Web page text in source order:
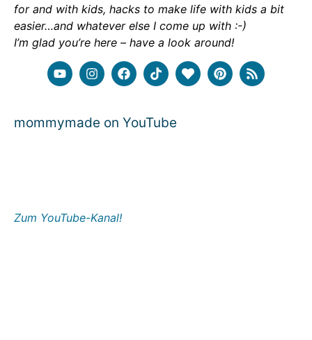
for and with kids, hacks to make life with kids a bit
easier…and whatever else I come up with :-)
I’m glad you’re here – have a look around!
mommymade on YouTube
Zum YouTube-Kanal!